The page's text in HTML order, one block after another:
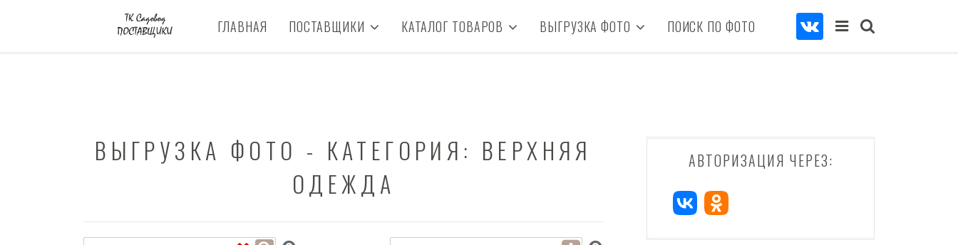
ГЛАВНАЯ ПОСТАВЩИКИ КАТАЛОГ ТОВАРОВ ВЫГРУЗКА ФОТО ПОИСК ПО ФОТО
ВЫГРУЗКА ФОТО - КАТЕГОРИЯ: ВЕРХНЯЯ
ОДЕЖДА
АВТОРИЗАЦИЯ ЧЕРЕЗ: